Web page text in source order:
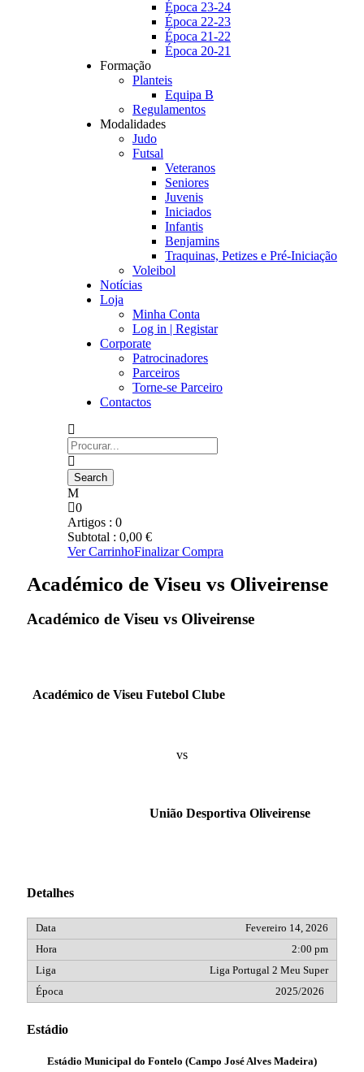
Época 23-24
Época 22-23
Época 21-22
Época 20-21
Formação
Planteis
Equipa B
Regulamentos
Modalidades
Judo
Futsal
Veteranos
Seniores
Juvenis
Iniciados
Infantis
Benjamins
Traquinas, Petizes e Pré-Iniciação
Voleibol
Notícias
Loja
Minha Conta
Log in | Registar
Corporate
Patrocinadores
Parceiros
Torne-se Parceiro
Contactos
0
Artigos : 0
Subtotal : 0,00 €
Ver CarrinhoFinalizar Compra
Académico de Viseu vs Oliveirense
Académico de Viseu vs Oliveirense
Académico de Viseu Futebol Clube
vs
União Desportiva Oliveirense
Detalhes
Fevereiro 14, 2026
2:00 pm
Liga Portugal 2 Meu Super
2025/2026
Estádio
Estádio Municipal do Fontelo (Campo José Alves Madeira)